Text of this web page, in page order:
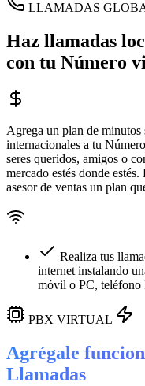
LLAMADAS
Haz llamadas
con tu Número
Agrega un plan de minutos
internacionales a tu
seres queridos, amigos o
mercado estés donde
asesor de ventas un plan
Realiza tus
internet instalando
móvil o PC, teléfono
PBX VIRTUAL
Agrégale
Llamadas